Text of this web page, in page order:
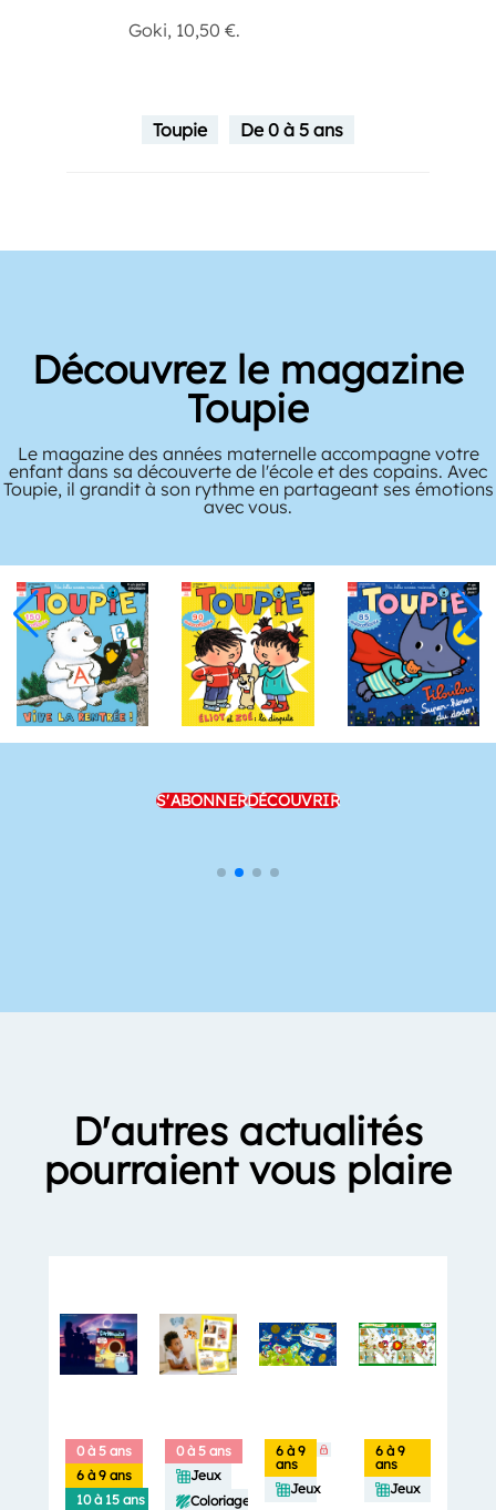
Goki, 10,50 €.
Toupie De 0 à 5 ans
Découvrez le magazine
Toupie
Le magazine des années maternelle accompagne votre
enfant dans sa découverte de l'école et des copains. Avec
Toupie, il grandit à son rythme en partageant ses émotions
avec vous.
S'ABONNERDÉCOUVRIR
D'autres actualités
pourraient vous plaire
0 à 5 ans
6 à 9 ans
10 à 15 ans
0 à 5 ans
Jeux
Coloriages
6 à 9
ans
Jeux
6 à 9
ans
Jeux